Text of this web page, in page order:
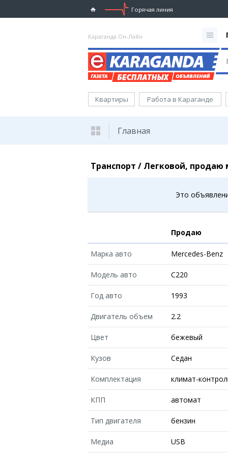
Горячая линия
Караганда Он-Лайн
Квартиры Работа в Караганде
Главная
Транспорт / Легковой,
Это
Продаю
Марка авто Mercedes-Benz
Модель авто С220
Год авто 1993
Двигатель объем 2.2
Цвет бежевый
Кузов Седан
Комплектация климат-
КПП автомат
Тип двигателя бензин
Медиа USB